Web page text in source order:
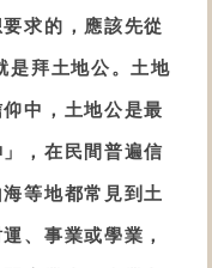
求的，應該先從
是拜土地公。土地
中，土地公是最
，在民間普遍信
等地都常見到土
、事業或學業，